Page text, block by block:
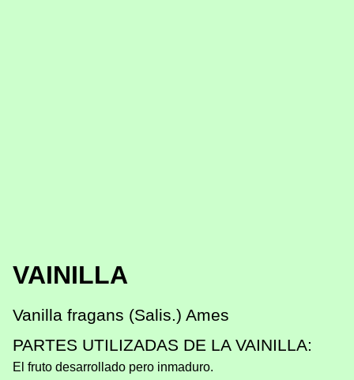
VAINILLA
Vanilla fragans (Salis.) Ames
PARTES UTILIZADAS DE LA VAINILLA:
El fruto desarrollado pero inmaduro.